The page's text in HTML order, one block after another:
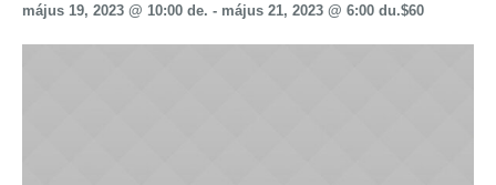
május 19, 2023 @ 10:00 de. - május 21, 2023 @ 6:00 du.$60